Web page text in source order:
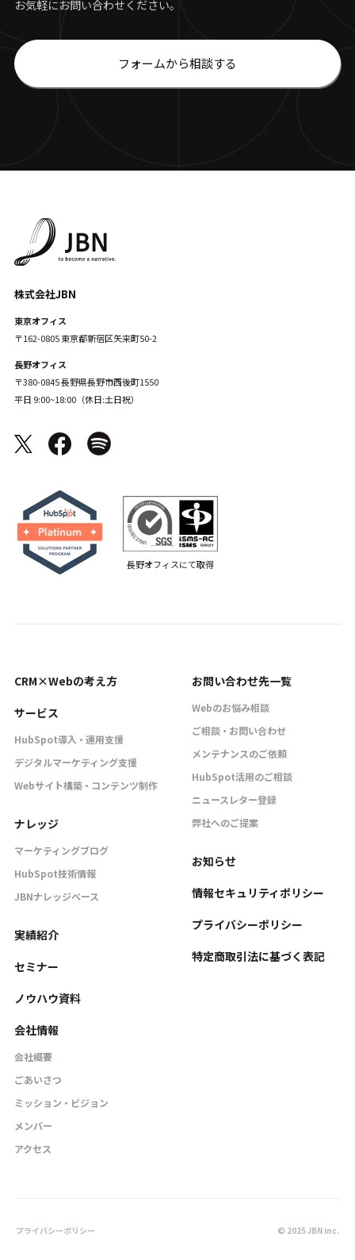
お気軽にお問い合わせください。
フォームから相談する
株式会社JBN
東京オフィス
〒162-0805 東京都新宿区矢来町50-2
長野オフィス
〒380-0845 長野県長野市西後町1550
平日 9:00~18:00（休日:土日祝）
長野オフィスにて取得
CRM×Webの考え方
サービス
HubSpot導入・運用支援
デジタルマーケティング支援
Webサイト構築・コンテンツ制作
ナレッジ
マーケティングブログ
HubSpot技術情報
JBNナレッジベース
実績紹介
セミナー
ノウハウ資料
会社情報
会社概要
ごあいさつ
ミッション・ビジョン
メンバー
アクセス
お問い合わせ先一覧
Webのお悩み相談
ご相談・お問い合わせ
メンテナンスのご依頼
HubSpot活用のご相談
ニュースレター登録
弊社へのご提案
お知らせ
情報セキュリティポリシー
プライバシーポリシー
特定商取引法に基づく表記
プライバシーポリシー © 2025 JBN inc.